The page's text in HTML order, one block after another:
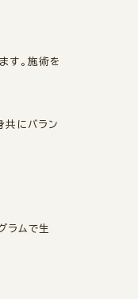
す。施術を
共にバラン
ラムで生